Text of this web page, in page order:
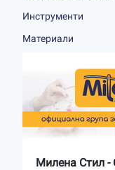
Инструменти
Материали
Милена Стил -